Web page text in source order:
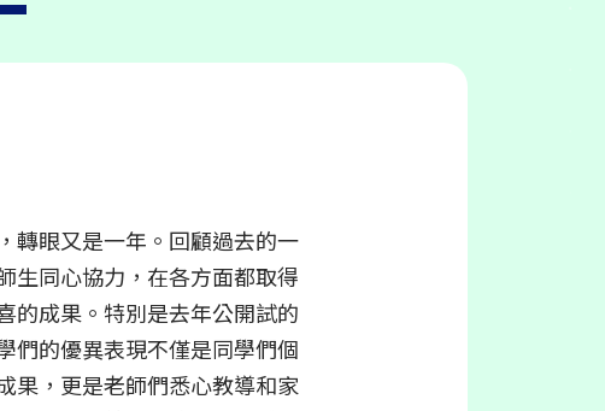
轉眼又是一年。回顧過去的一
生同心協力，在各方面都取得
的成果。特別是去年公開試的
們的優異表現不僅是同學們個
果，更是老師們悉心教導和家